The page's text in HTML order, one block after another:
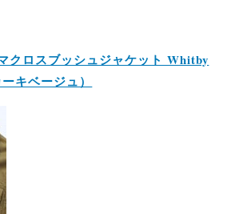
ロスブッシュジャケット Whitby
キベージュ）